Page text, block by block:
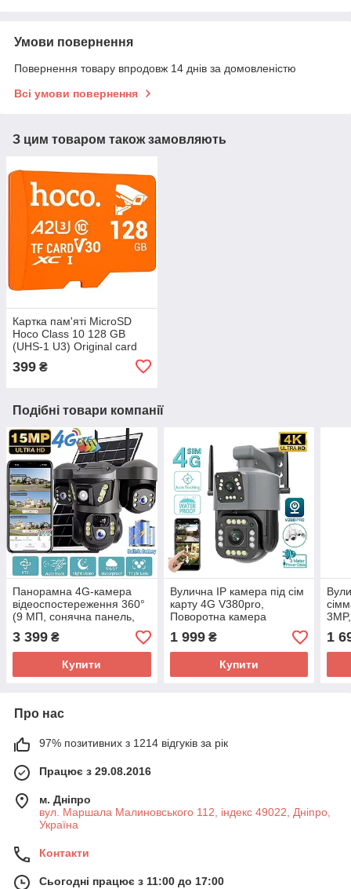
Умови повернення
Повернення товару впродовж 14 днів за домовленістю
Всі умови повернення
З цим товаром також замовляють
Картка пам'яті MicroSD
Hoco Class 10 128 GB
(UHS-1 U3) Original card
399 ₴
Подібні товари компанії
Панорамна 4G-камера
відеоспостереження 360°
(9 МП, сонячна панель,
акумулятори, нічне
знімання)
3 399 ₴
Купити
Вулична IP камера під сім
карту 4G V380pro,
Поворотна камера
відеоспостереження на
вулицю
1 999₴
Купити
1
Про нас
97% позитивних з 1214 відгуків за рік
Працює з 29.08.2016
м. Дніпро
вул. Маршала Малиновського 112, індекс 49022, Дніпро,
Україна
Контакти
Сьогодні працює з 11:00 до 17:00